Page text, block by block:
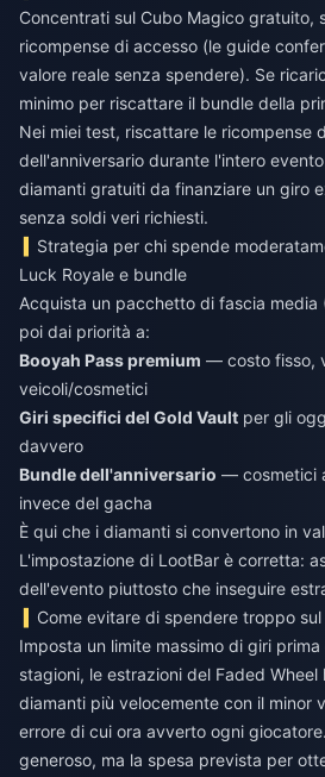
Concentrati sul Cubo Magico gratuito,
ricompense di accesso (le guide
valore reale senza spendere). Se
minimo per riscattare il bundle della
Nei miei test, riscattare le ricompense
dell'anniversario durante l'intero
diamanti gratuiti da finanziare un giro
senza soldi veri richiesti.
Strategia per chi spende
Luck Royale e bundle
Acquista un pacchetto di fascia media
poi dai priorità a:
Booyah Pass premium — costo fisso,
veicoli/cosmetici
Giri specifici del Gold Vault per gli
davvero
Bundle dell'anniversario — cosmetici
invece del gacha
È qui che i diamanti si convertono in
L'impostazione di LootBar è corretta:
dell'evento piuttosto che inseguire
Come evitare di spendere troppo
Imposta un limite massimo di giri
stagioni, le estrazioni del Faded Wheel
diamanti più velocemente con il minor
errore di cui ora avverto ogni
generoso, ma la spesa prevista per